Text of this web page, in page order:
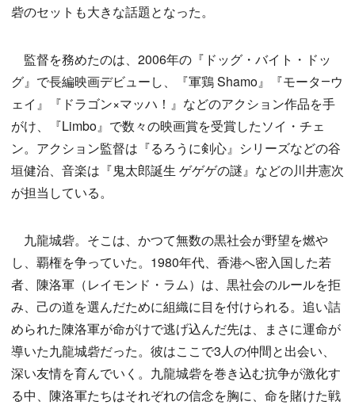
砦のセットも大きな話題となった。
監督を務めたのは、2006年の『ドッグ・バイト・ドッ
グ』で長編映画デビューし、『軍鶏 Shamo』『モータ―ウ
ェイ』『ドラゴン×マッハ！』などのアクション作品を手
がけ、『Limbo』で数々の映画賞を受賞したソイ・チェ
ン。アクション監督は『るろうに剣心』シリーズなどの谷
垣健治、音楽は『鬼太郎誕生 ゲゲゲの謎』などの川井憲次
が担当している。
九龍城砦。そこは、かつて無数の黒社会が野望を燃や
し、覇権を争っていた。1980年代、香港へ密入国した若
者、陳洛軍（レイモンド・ラム）は、黒社会のルールを拒
み、己の道を選んだために組織に目を付けられる。追い詰
められた陳洛軍が命がけで逃げ込んだ先は、まさに運命が
導いた九龍城砦だった。彼はここで3人の仲間と出会い、
深い友情を育んでいく。九龍城砦を巻き込む抗争が激化す
る中、陳洛軍たちはそれぞれの信念を胸に、命を賭けた戦